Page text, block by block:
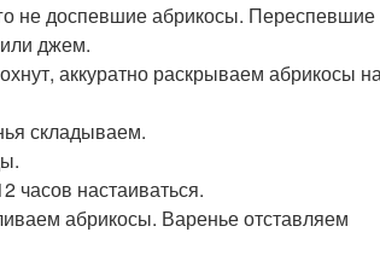
не доспевшие абрикосы.
джем.
аккуратно раскрываем абрикосы
складываем.
часов настаиваться.
абрикосы. Варенье отставляем